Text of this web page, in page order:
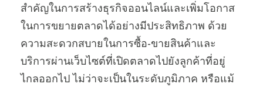
สำคัญในการสร้างธุรกิจออนไลน์และเพิ่มโอกาส
ในการขยายตลาดได้อย่างมีประสิทธิภาพ ด้วย
ความสะดวกสบายในการซื้อ-ขายสินค้าและ
บริการผ่านเว็บไซต์ที่เปิดตลาดไปยังลูกค้าที่อยู่
ไกลออกไป ไม่ว่าจะเป็นในระดับภูมิภาค หรือแม้